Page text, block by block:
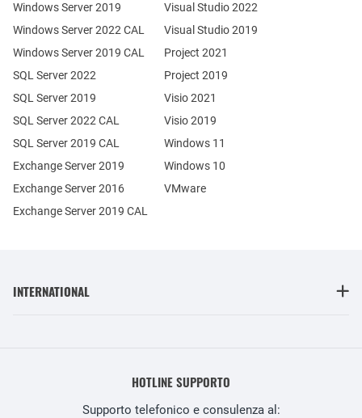
Windows Server 2019
Exchange Server 2019
Exchange Server 2016
SQL Server 2022
SQL Server 2019
Windows Server 2022 CAL
Windows Server 2019 CAL
SQL Server 2022 CAL
SQL Server 2019 CAL
Exchange Server 2019 CAL
Visual Studio 2022
Visual Studio 2019
Project 2021
Project 2019
Visio 2021
Visio 2019
Windows 11
Windows 10
VMware
INTERNATIONAL
HOTLINE SUPPORTO
Supporto telefonico e consulenza al: